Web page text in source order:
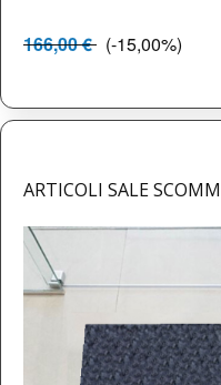
166,00 € (-15,00%)
ARTICOLI SALE